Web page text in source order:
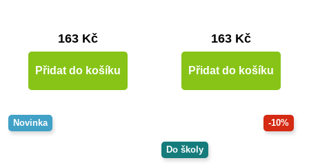
163 Kč
Přidat do košíku
163 Kč
Přidat do košíku
Novinka -10%
Do školy